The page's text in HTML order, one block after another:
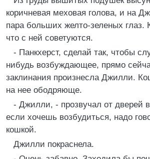
коричневая меховая голова, и на
пара больших желто-зеленых глаз.
что с ней советуются.
- Панкхерст, сделай так, чтобы
нибудь возбуждающее, прямо
заклинания произнесла Джилли.
на нее ободряюще.
- Джилли, - прозвучал от дверей
если хочешь возбудиться, надо
кошкой.
Джилли покраснела.